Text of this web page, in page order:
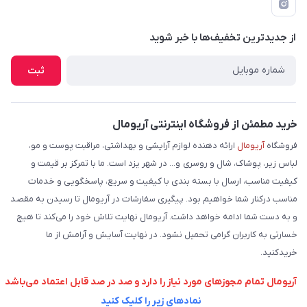
فرم مرجوعی کالا
لیست محصولات
فروش عمده
وبلاگ
پرسش های متداول
شرایط و نحوه بازگرداندن کالا
نحوه ثبت و ارسال سفارش
راهنما
از جدید‌ترین تخفیف‌ها با‌ خبر شوید
ثبت
خرید مطمئن از فروشگاه اینترنتی آریومال
فروشگاهآریومال ارائه دهنده لوازم آرایشی و بهداشتی، مراقبت پوست و مو،
لباس زیر، پوشاک، شال و روسری و... در شهر یزد است. ما با تمرکز بر قیمت و
کیفیت مناسب، ارسال با بسته بندی با کیفیت و سریع، پاسخگویی و خدمات
مناسب درکنار شما خواهیم بود. پیگیری سفارشات در آریومال تا رسیدن به مقصد
و به دست شما ادامه خواهد داشت. آریومال نهایت تلاش خود را می‌کند تا هیچ
خسارتی به کاربران گرامی تحمیل نشود. در نهایت آسایش و آرامش از ما
خریدکنید.
آریومال تمام مجوزهای مورد نیاز را دارد و صد در صد قابل اعتماد می‌باشد
نمادهای زیر را کلیک کنید